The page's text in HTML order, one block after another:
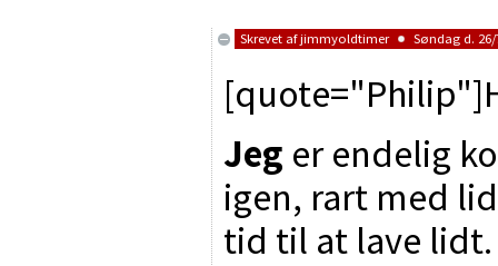
Skrevet afjimmyoldtimer Søndag d. 26/
Jeg er endelig
igen, rart med
tid til at lave lidt.